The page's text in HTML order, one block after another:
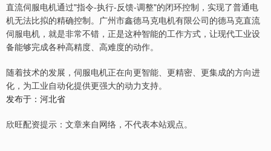
直流伺服电机通过"指令-执行-反馈-调整"的闭环控制，实现了普通电
机无法比拟的精确控制。广州市鑫德马克电机有限公司的德马克直流
伺服电机，就是非常不错，正是这种智能的工作方式，让现代工业设
备能够完成各种高精度、高难度的动作。
随着技术的发展，伺服电机正在向更智能、更精密、更集成的方向进
化，为工业自动化提供更强大的动力支持。
发布于：河北省
欣旺配资提示：文章来自网络，不代表本站观点。